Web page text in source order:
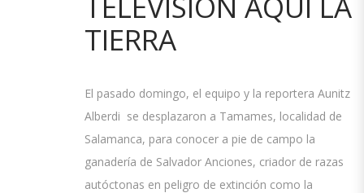
TIERRA
El pasado domingo, el equipo y la reportera Aunitz
Alberdi se desplazaron a Tamames, localidad de
Salamanca, para conocer a pie de campo la
ganadería de Salvador Anciones, criador de razas
autóctonas en peligro de extinción como la